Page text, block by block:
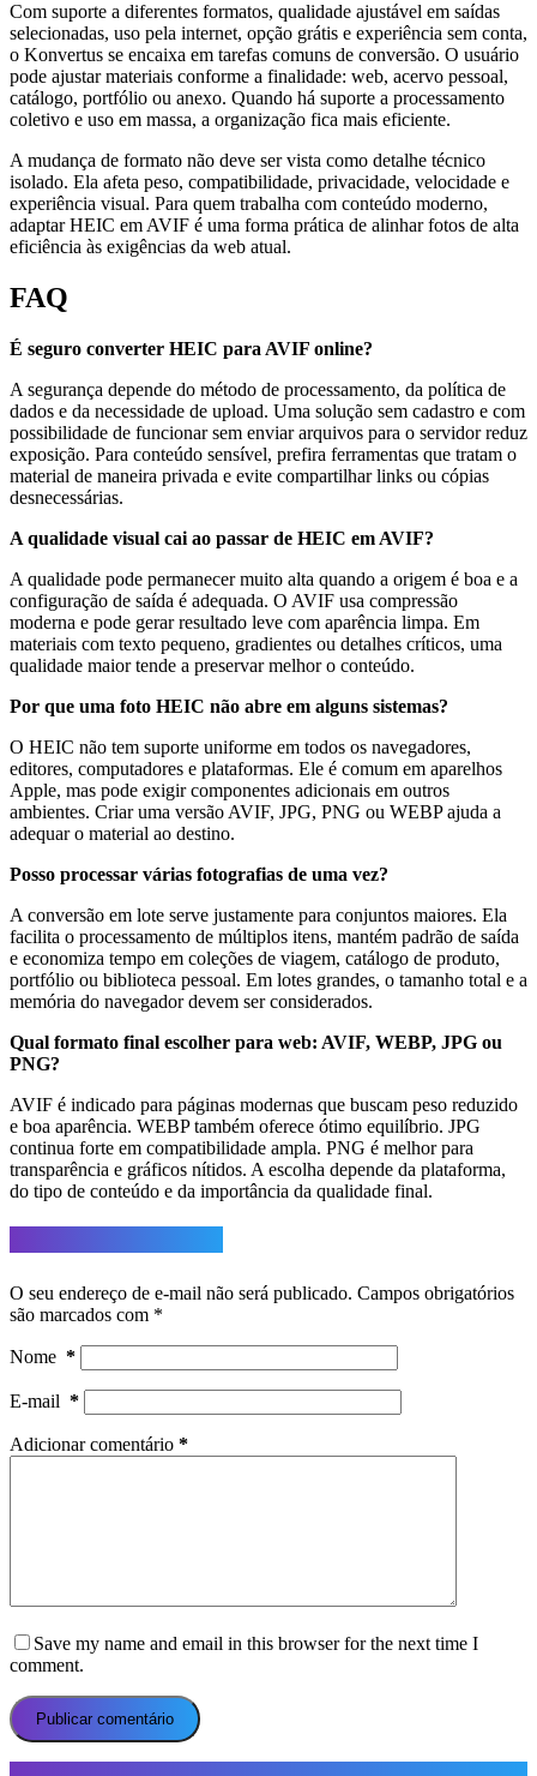
Com suporte a diferentes formatos, qualidade ajustável em saídas
selecionadas, uso pela internet, opção grátis e experiência sem conta,
o Konvertus se encaixa em tarefas comuns de conversão. O usuário
pode ajustar materiais conforme a finalidade: web, acervo pessoal,
catálogo, portfólio ou anexo. Quando há suporte a processamento
coletivo e uso em massa, a organização fica mais eficiente.
A mudança de formato não deve ser vista como detalhe técnico
isolado. Ela afeta peso, compatibilidade, privacidade, velocidade e
experiência visual. Para quem trabalha com conteúdo moderno,
adaptar HEIC em AVIF é uma forma prática de alinhar fotos de alta
eficiência às exigências da web atual.
FAQ
É seguro converter HEIC para AVIF online?
A segurança depende do método de processamento, da política de
dados e da necessidade de upload. Uma solução sem cadastro e com
possibilidade de funcionar sem enviar arquivos para o servidor reduz
exposição. Para conteúdo sensível, prefira ferramentas que tratam o
material de maneira privada e evite compartilhar links ou cópias
desnecessárias.
A qualidade visual cai ao passar de HEIC em AVIF?
A qualidade pode permanecer muito alta quando a origem é boa e a
configuração de saída é adequada. O AVIF usa compressão
moderna e pode gerar resultado leve com aparência limpa. Em
materiais com texto pequeno, gradientes ou detalhes críticos, uma
qualidade maior tende a preservar melhor o conteúdo.
Por que uma foto HEIC não abre em alguns sistemas?
O HEIC não tem suporte uniforme em todos os navegadores,
editores, computadores e plataformas. Ele é comum em aparelhos
Apple, mas pode exigir componentes adicionais em outros
ambientes. Criar uma versão AVIF, JPG, PNG ou WEBP ajuda a
adequar o material ao destino.
Posso processar várias fotografias de uma vez?
A conversão em lote serve justamente para conjuntos maiores. Ela
facilita o processamento de múltiplos itens, mantém padrão de saída
e economiza tempo em coleções de viagem, catálogo de produto,
portfólio ou biblioteca pessoal. Em lotes grandes, o tamanho total e a
memória do navegador devem ser considerados.
Qual formato final escolher para web: AVIF, WEBP, JPG ou
PNG?
AVIF é indicado para páginas modernas que buscam peso reduzido
e boa aparência. WEBP também oferece ótimo equilíbrio. JPG
continua forte em compatibilidade ampla. PNG é melhor para
transparência e gráficos nítidos. A escolha depende da plataforma,
do tipo de conteúdo e da importância da qualidade final.
O seu endereço de e-mail não será publicado. Campos obrigatórios
são marcados com *
Nome *
E-mail *
Adicionar comentário *
Save my name and email in this browser for the next time I
comment.
Publicar comentário